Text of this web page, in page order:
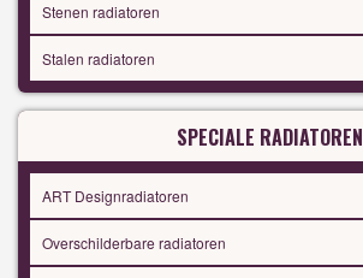
Stenen radiatoren
Stalen radiatoren
SPECIALE RADIATOREN
ART Designradiatoren
Overschilderbare radiatoren